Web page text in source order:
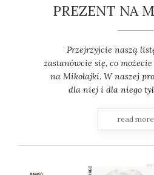
PREZENT NA
Przejrzyjcie naszą
zastanówcie się, co
na Mikołajki. W naszej
dla niej i dla niego
read more